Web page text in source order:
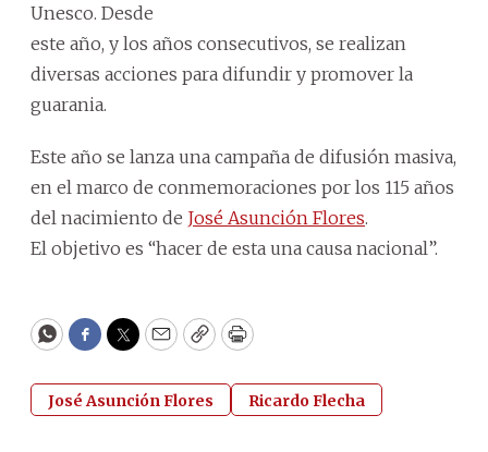
Unesco. Desde
este año, y los años consecutivos, se realizan
diversas acciones para difundir y promover la
guarania.
Este año se lanza una campaña de difusión masiva,
en el marco de conmemoraciones por los 115 años
del nacimiento de José Asunción Flores.
El objetivo es “hacer de esta una causa nacional”.
WhatsApp
Facebook
Twitter
EmailCopyPrint
José Asunción Flores Ricardo Flecha